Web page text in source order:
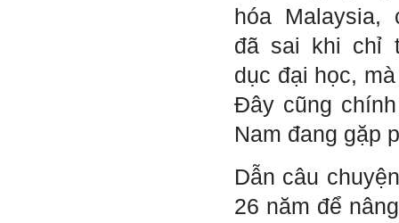
hóa Malaysia,
đã sai khi chỉ
dục đại học,
Đây cũng
Nam đang gặp
Dẫn câu
26 năm để